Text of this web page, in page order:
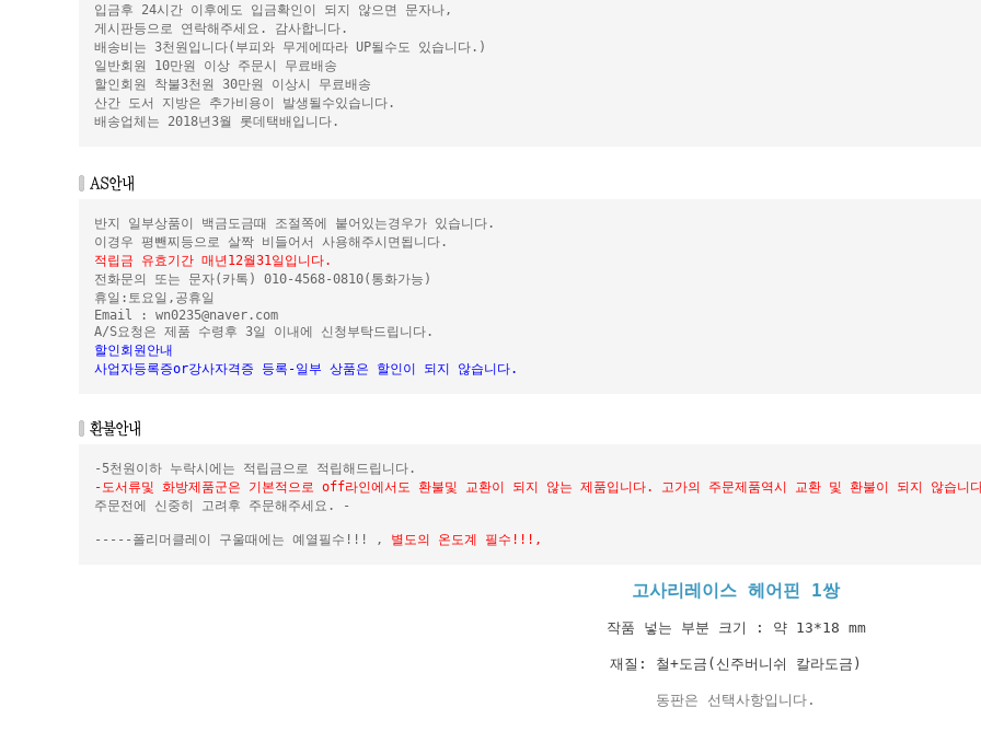
입금후 24시간 이후에도 입금확인이 되지 않으면 문자나,
게시판등으로 연락해주세요. 감사합니다.
배송비는 3천원입니다(부피와 무게에따라 UP될수도 있습니다.)
일반회원 10만원 이상 주문시 무료배송
할인회원 착불3천원 30만원 이상시 무료배송
산간 도서 지방은 추가비용이 발생될수있습니다.
배송업체는 2018년3월 롯데택배입니다.
반지 일부상품이 백금도금때 조절쪽에 붙어있는경우가 있습니다.
이경우 평뺀찌등으로 살짝 비들어서 사용해주시면됩니다.
적립금 유효기간 매년12월31일입니다.
전화문의 또는 문자(카톡) 010-4568-0810(통화가능)
휴일:토요일,공휴일
Email : wn0235@naver.com
A/S요청은 제품 수령후 3일 이내에 신청부탁드립니다.
할인회원안내
사업자등록증or강사자격증 등록-일부 상품은 할인이 되지 않습니다.
-5천원이하 누락시에는 적립금으로 적립해드립니다.
-도서류및 화방제품군은 기본적으로 off라인에서도 환불및 교환이 되지 않는 제품입니다. 고가의 주문제품역시 교환 및 환불이 되지 않습니
주문전에 신중히 고려후 주문해주세요. -
-----폴리머클레이 구울때에는 예열필수!!! , 별도의 온도계 필수!!!,
고사리레이스 헤어핀 1쌍
작품 넣는 부분 크기 : 약 13*18 mm
재질: 철+도금(신주버니쉬 칼라도금)
동판은 선택사항입니다.